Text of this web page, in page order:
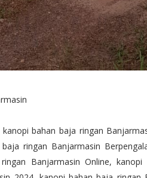
bahan baja ringan
ringan Banjarmasin
Banjarmasin Online,